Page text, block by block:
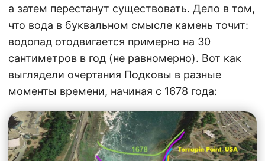
а затем перестанут существовать. Дело в том,
что вода в буквальном смысле камень точит:
водопад отодвигается примерно на 30
сантиметров в год (не равномерно). Вот как
выглядели очертания Подковы в разные
моменты времени, начиная с 1678 года: